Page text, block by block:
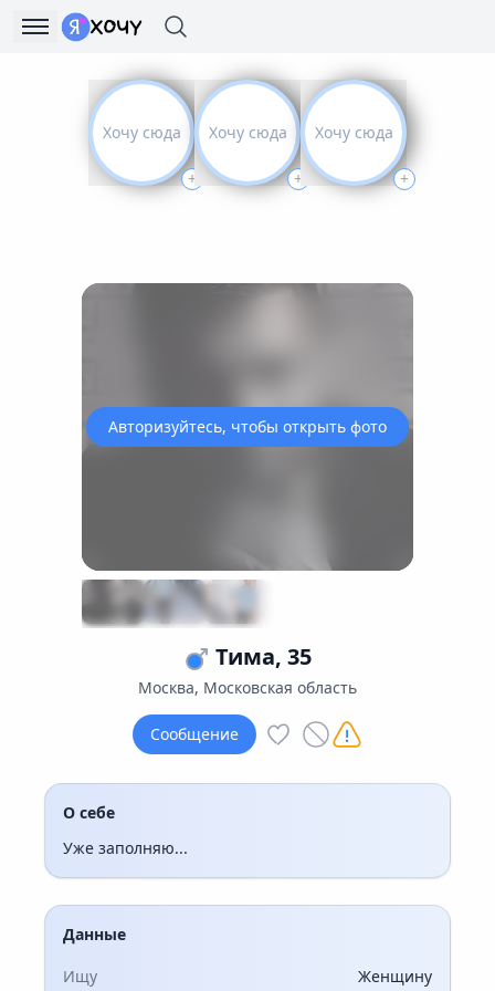
Хочу сюда
+
Хочу сюда
+
Хочу сюда
+
Авторизуйтесь, чтобы открыть фото
Тима, 35
Москва, Московская область
Сообщение
О себе
Уже заполняю...
Данные
Ищу
Женщину